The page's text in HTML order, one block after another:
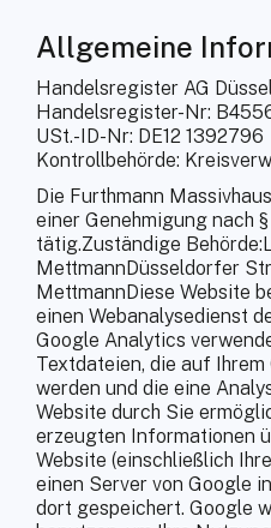
Allgemeine
Handelsregister AG
Handelsregister-Nr:
USt.-ID-Nr: DE12 1392796
Kontrollbehörde:
Die Furthmann
einer Genehmigung nach
tätig.Zuständige
MettmannDüsseldorfer
MettmannDiese Website
einen Webanalysedienst
Google Analytics
Textdateien, die auf
werden und die eine
Website durch Sie
erzeugten Informationen
Website (einschließlich
einen Server von Google
dort gespeichert. Google